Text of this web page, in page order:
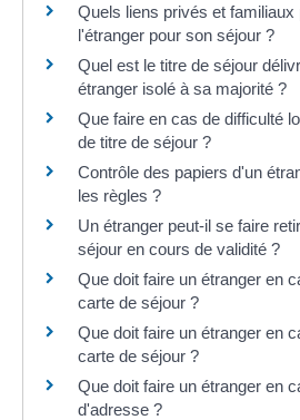
Quels liens privés et familiaux
l'étranger pour son séjour ?
Quel est le titre de séjour
étranger isolé à sa majorité ?
Que faire en cas de difficulté
de titre de séjour ?
Contrôle des papiers d'un
les règles ?
Un étranger peut-il se faire
séjour en cours de validité ?
Que doit faire un étranger en
carte de séjour ?
Que doit faire un étranger en
carte de séjour ?
Que doit faire un étranger en
d'adresse ?